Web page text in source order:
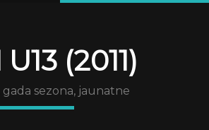
(2011)
sezona, jaunatne